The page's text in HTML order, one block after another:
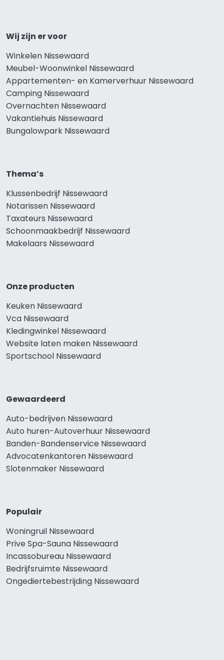
Wij zijn er voor
Winkelen Nissewaard
Meubel-Woonwinkel Nissewaard
Appartementen- en Kamerverhuur Nissewaard
Camping Nissewaard
Overnachten Nissewaard
Vakantiehuis Nissewaard
Bungalowpark Nissewaard
Thema’s
Klussenbedrijf Nissewaard
Notarissen Nissewaard
Taxateurs Nissewaard
Schoonmaakbedrijf Nissewaard
Makelaars Nissewaard
Onze producten
Keuken Nissewaard
Vca Nissewaard
Kledingwinkel Nissewaard
Website laten maken Nissewaard
Sportschool Nissewaard
Gewaardeerd
Auto-bedrijven Nissewaard
Auto huren-Autoverhuur Nissewaard
Banden-Bandenservice Nissewaard
Advocatenkantoren Nissewaard
Slotenmaker Nissewaard
Populair
Woningruil Nissewaard
Prive Spa-Sauna Nissewaard
Incassobureau Nissewaard
Bedrijfsruimte Nissewaard
Ongediertebestrijding Nissewaard